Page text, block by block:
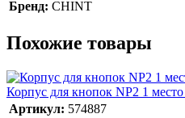
Бренд: CHINT
Похожие товары
Корпус для кнопок NP2 1
Артикул: 574887